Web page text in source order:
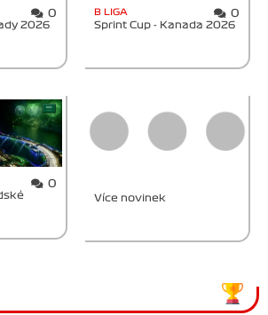
0
2026
B LIGA 0
Sprint Cup - Kanada 2026
0
Více novinek